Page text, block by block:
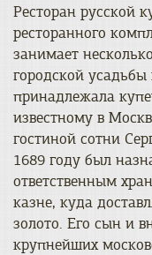
​Ресторан русской
ресторанного
занимает
городской
принадлежала
известному в
гостиной сотни
1689 году был
ответственным
казне, куда
золото. Его сын и
крупнейших